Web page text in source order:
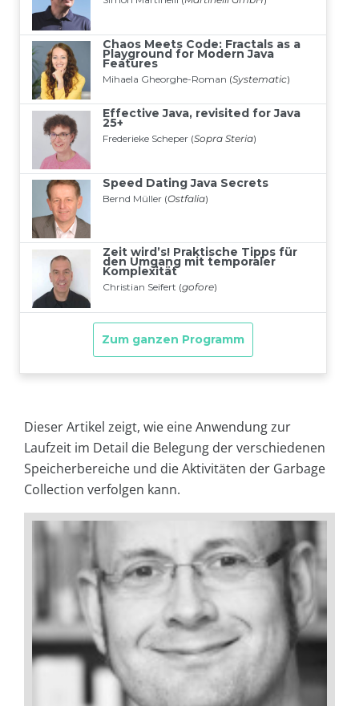
Dieser Artikel zeigt, wie eine Anwendung zur
Laufzeit im Detail die Belegung der verschiedenen
Speicherbereiche und die Aktivitäten der Garbage
Collection verfolgen kann.